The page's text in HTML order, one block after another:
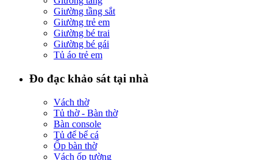
Giường tầng sắt
Giường trẻ em
Giường bé trai
Giường bé gái
Tủ áo trẻ em
Đo đạc khảo sát tại nhà
Vách thờ
Tủ thờ - Bàn thờ
Bàn console
Tủ để bể cá
Ốp bàn thờ
Vách ốp tường